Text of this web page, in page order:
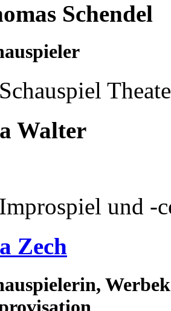
Schendel
Schauspiel
Walter
Improspiel und -
Zech